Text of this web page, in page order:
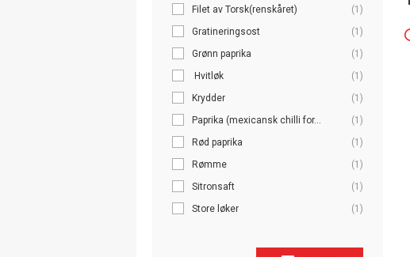
Filet av Torsk(renskåret)
(1)
Gratineringsost
(1)
Grønn paprika
(1)
Hvitløk
(1)
Krydder
(1)
Paprika (mexicansk chilli for...
(1)
Rød paprika
(1)
Rømme
(1)
Sitronsaft
(1)
Store løker
(1)